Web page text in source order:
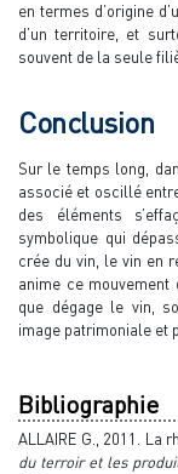
en termes d’origine
d’un territoire, et
souvent de la seule
Conclusion
Sur le temps long,
associé et oscillé
des éléments
symbolique qui
crée du vin, le vin en
anime ce
que dégage le vin,
image patrimoniale et
Bibliographie
ALLAIRE G., 2011. La
du terroir et les